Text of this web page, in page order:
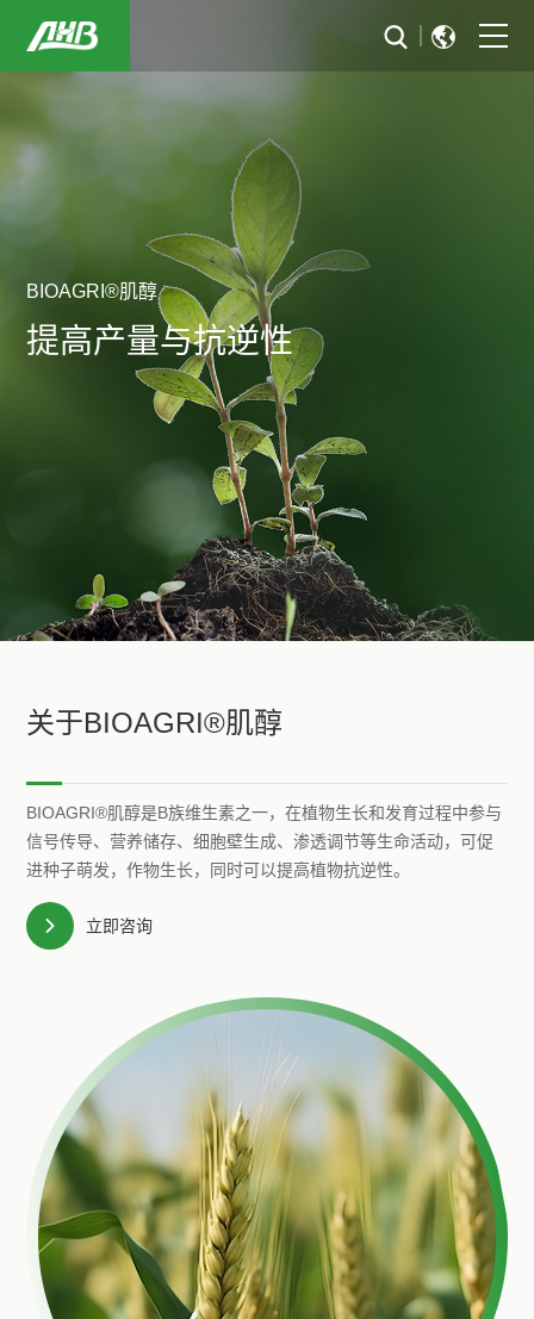
行业解决方案
新闻与活动
BIOAGRI®肌醇
提高产量与抗逆性
关于BIOAGRI®肌醇
BIOAGRI®肌醇是B族维生素之一，在植物生长和发育过程中参与
信号传导、营养储存、细胞壁生成、渗透调节等生命活动，可促
进种子萌发，作物生长，同时可以提高植物抗逆性。
立即咨询